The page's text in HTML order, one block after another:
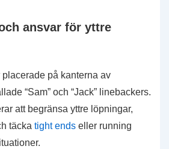
ansvar för yttre
på kanterna av
“Sam” och “Jack” linebackers.
att begränsa yttre löpningar,
täcka tight ends eller running